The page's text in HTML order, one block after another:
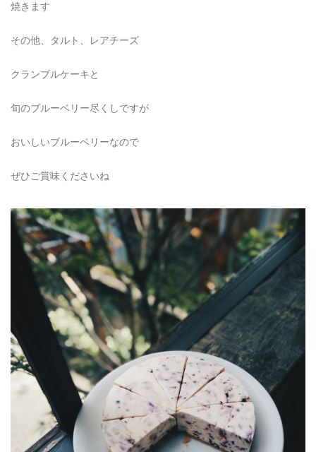
焼きます
その他、タルト、レアチーズ
クランブルケーキと
旬のブルーベリー尽くしですが
おいしいブルーベリーなので
ぜひご賞味くださいね